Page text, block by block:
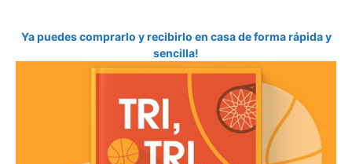
Ya puedes comprarlo y recibirlo en casa de forma rápida y
sencilla!